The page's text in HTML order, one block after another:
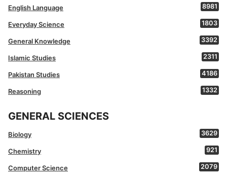
English Language 8981
Everyday Science 1803
General Knowledge 3392
Islamic Studies 2311
Pakistan Studies 4186
Reasoning 1332
GENERAL SCIENCES
Biology 3629
Chemistry 921
Computer Science 2079